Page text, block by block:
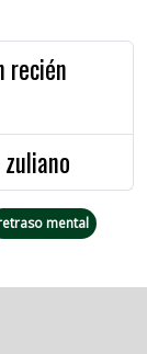
recién
mental